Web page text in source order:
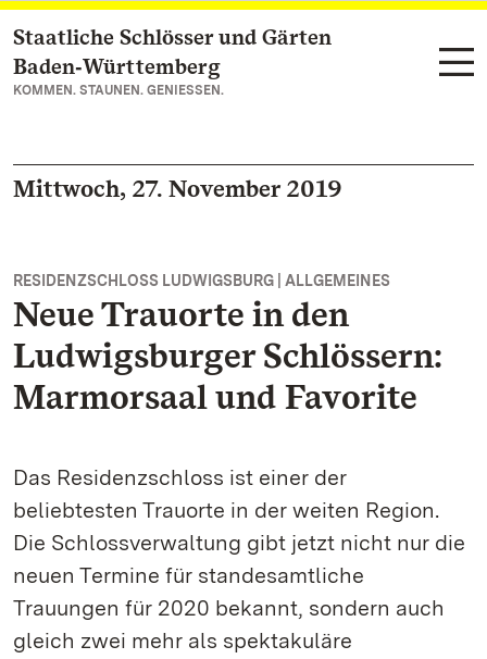
Zum Hauptinhalt springen
Staatliche Schlösser und Gärten
Baden‑Württemberg
KOMMEN. STAUNEN. GENIESSEN.
Mittwoch, 27. November 2019
RESIDENZSCHLOSS LUDWIGSBURG | ALLGEMEINES
Neue Trauorte in den
Ludwigsburger Schlössern:
Marmorsaal und Favorite
Das Residenzschloss ist einer der
beliebtesten Trauorte in der weiten Region.
Die Schlossverwaltung gibt jetzt nicht nur die
neuen Termine für standesamtliche
Trauungen für 2020 bekannt, sondern auch
gleich zwei mehr als spektakuläre